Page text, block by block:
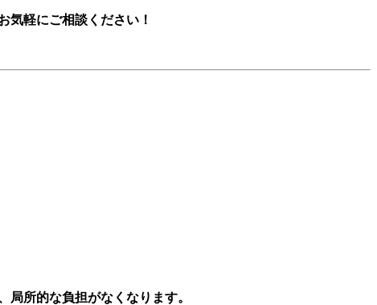
気軽にご相談ください！
局所的な負担がなくなります。